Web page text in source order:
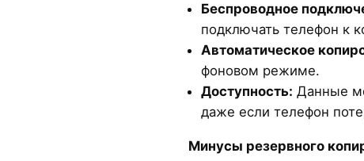
Беспроводное
подключать телефон к
Автоматическое
фоновом режиме.
Доступность: Данные
даже если телефон
Минусы резервного